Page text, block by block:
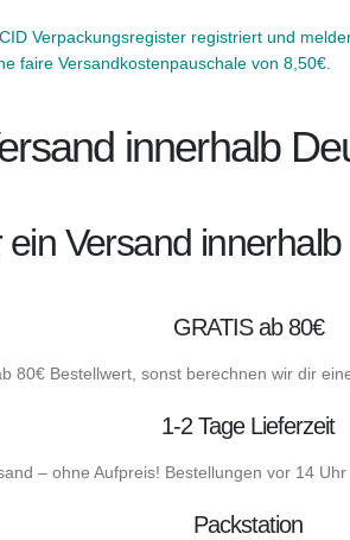
Verpackungsregister registriert und
faire Versandkostenpauschale von 8,50€.
innerhalb
ein Versand
GRATIS ab 80€
80€ Bestellwert, sonst berechnen wir dir
1-2 Tage Lieferzeit
– ohne Aufpreis! Bestellungen vor 14
Packstation